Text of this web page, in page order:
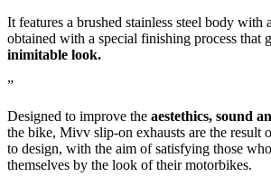
It features a brushed stainless steel body with a
obtained with a special finishing process that
inimitable look.
”
Designed to improve the aestethics, sound
the bike, Mivv slip-on exhausts are the result
to design, with the aim of satisfying those
themselves by the look of their motorbikes.